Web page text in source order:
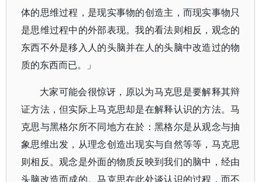
体的思维过程，是现实事物的创造主，而现实事物只
是思维过程中的外部表现。我的看法则相反，观念的
东西不外是移入人的头脑并在人的头脑中改造过的物
质的东西而已。」
大家可能会很惊讶，原以为马克思是要解释其辩
证方法，但实际上马克思却是在解释认识的方法。马
克思与黑格尔所不同地方在於：黑格尔是从观念与抽
象思维出发，从理念创造出现实与自然等等，马克思
则相反。观念是外面的物质反映到我们的脑中，经由
头脑改造而成的。马克思在此处谈认识的过程，而不